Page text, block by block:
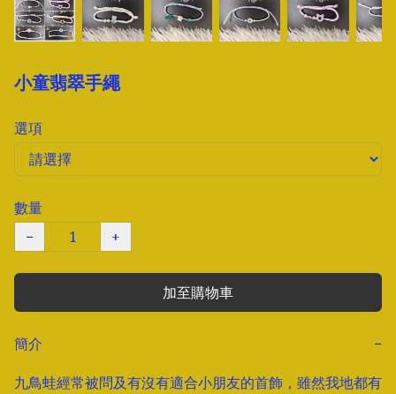
小童翡翠手繩
選項
數量
−
+
加至購物車
簡介
−
九鳥蛙經常被問及有沒有適合小朋友的首飾，雖然我地都有